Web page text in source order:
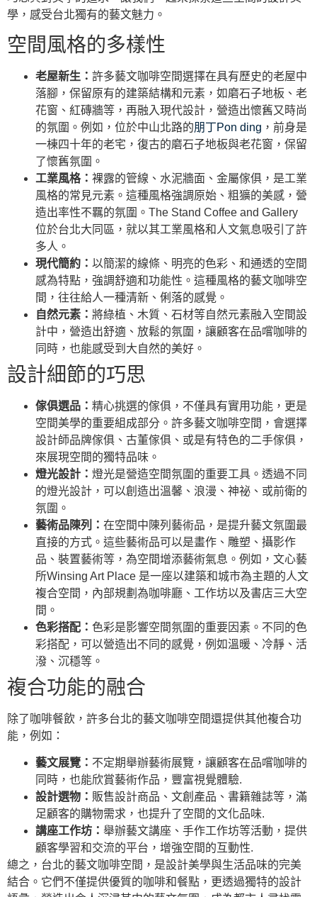
學，感受台北獨有的藝文魅力。
空間風格的多樣性
老屋新生： 許多藝文咖啡空間選擇在具有歷史的老屋中
落腳，保留原有的建築結構和元素，如磨石子地板、老
花窗、紅磚牆等，再融入現代設計，營造出懷舊又時尚
的氛圍。例如，位於中山北路的朋丁Pon ding ，前身是
一棟四十年的老宅，復古的磨石子地板與老花窗，保留
了懷舊氛圍。
工業風格： 裸露的管線、水泥牆面、金屬傢俱，是工業
風格的常見元素。這種風格強調原始、粗獷的美感，營
造出率性不羈的氛圍。The Stand Coffee and Gallery
位於台北大同區，就以其工業風格和人文氣息吸引了許
多人。
現代簡約： 以簡潔的線條、明亮的色彩、和通透的空間
感為特點，強調舒適和功能性。這種風格的藝文咖啡空
間，往往給人一種清新、俐落的感覺。
自然元素： 將綠植、木質、石材等自然元素融入空間設
計中，營造出舒適、放鬆的氛圍，讓顧客在品嚐咖啡的
同時，也能感受到大自然的美好。
設計細節的巧思
傢俱選品： 精心挑選的傢俱，不僅具有實用功能，更是
空間美學的重要組成部分。許多藝文咖啡空間，會選擇
設計師品牌傢俱、古董傢俱、或是有特色的二手傢俱，
來展現空間的獨特品味。
燈光設計： 燈光是營造空間氛圍的重要工具。透過不同
的燈光設計，可以創造出溫馨、浪漫、神祕、或前衛的
氛圍。
藝術品陳列： 在空間中陳列藝術品，是提升藝文氛圍最
直接的方式。這些藝術品可以是畫作、雕塑、攝影作
品、裝置藝術等，為空間增添藝術氣息。例如，文心藝
所Winsing Art Place 是一座以建築和城市為主題的人文
複合空間，內部規劃為咖啡廳、工作坊以及書店三大空
間。
色彩搭配： 色彩是影響空間氛圍的重要因素。不同的色
彩搭配，可以營造出不同的感覺，例如溫暖、冷靜、活
潑、沉穩等。
複合功能的融合
除了咖啡餐飲，許多台北的藝文咖啡空間還提供其他複合功
能，例如：
藝文展覽： 不定期舉辦藝術展覽，讓顧客在品嚐咖啡的
同時，也能欣賞藝術作品，豐富視覺體驗.
設計選物： 販售設計商品、文創產品、書籍雜誌等，滿
足顧客的購物需求，也提升了空間的文化品味.
講座工作坊： 舉辦藝文講座、手作工作坊等活動，提供
顧客學習和交流的平台，增強空間的互動性.
總之，台北的藝文咖啡空間，是設計美學與生活品味的完美
結合。它們不僅提供優質的咖啡和餐點，更透過獨特的設計